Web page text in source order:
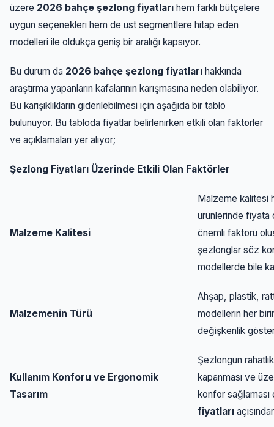
üzere 2026 bahçe şezlong fiyatları hem farklı bütçelere
uygun seçenekleri hem de üst segmentlere hitap eden
modelleri ile oldukça geniş bir aralığı kapsıyor.
Bu durum da 2026 bahçe şezlong fiyatları hakkında
araştırma yapanların kafalarının karışmasına neden olabiliyor.
Bu karışıklıkların giderilebilmesi için aşağıda bir tablo
bulunuyor. Bu tabloda fiyatlar belirlenirken etkili olan faktörler
ve açıklamaları yer alıyor;
Şezlong Fiyatları Üzerinde Etkili Olan Faktörler
Malzeme Kalitesi
Malzeme kalitesi
ürünlerinde fiyata
önemli faktörü
şezlonglar söz
modellerde bile
Malzemenin Türü
Ahşap, plastik,
modellerin her
değişkenlik
Kullanım Konforu ve Ergonomik
Tasarım
Şezlongun
kapanması ve
konfor sağlaması
fiyatları